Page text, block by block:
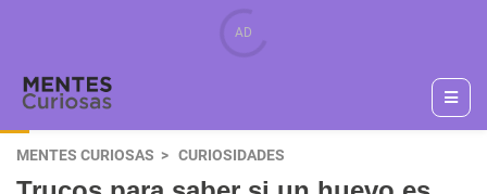
MENTES CURIOSAS CURIOSIDADES